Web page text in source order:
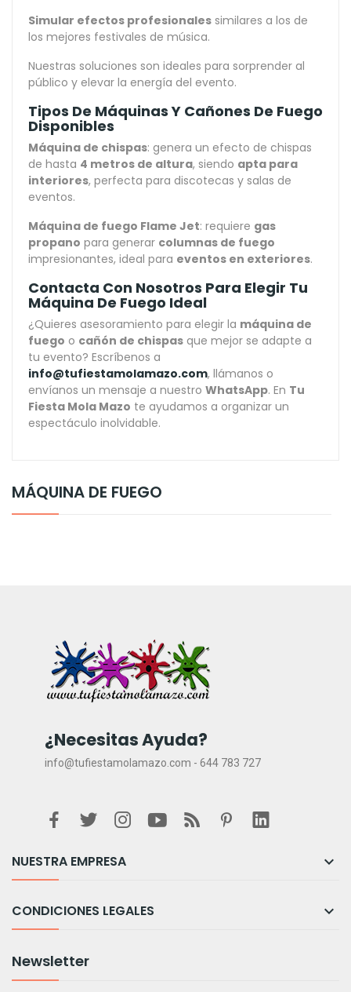
MÁQUINA DE FUEGO
Simular efectos profesionales similares a los de
los mejores festivales de música.
Nuestras soluciones son ideales para sorprender al
público y elevar la energía del evento.
Tipos De Máquinas Y Cañones De Fuego
Disponibles
Máquina de chispas: genera un efecto de chispas
de hasta 4 metros de altura, siendo apta para
interiores, perfecta para discotecas y salas de
eventos.
Máquina de fuego Flame Jet: requiere gas
propano para generar columnas de fuego
impresionantes, ideal para eventos en exteriores.
Contacta Con Nosotros Para Elegir Tu
Máquina De Fuego Ideal
¿Quieres asesoramiento para elegir la máquina de
fuego o cañón de chispas que mejor se adapte a
tu evento? Escríbenos a
info@tufiestamolamazo.com, llámanos o
envíanos un mensaje a nuestro WhatsApp. En Tu
Fiesta Mola Mazo te ayudamos a organizar un
espectáculo inolvidable.
¿Necesitas Ayuda?
info@tufiestamolamazo.com - 644 783 727
NUESTRA EMPRESA 
CONDICIONES LEGALES 
Newsletter